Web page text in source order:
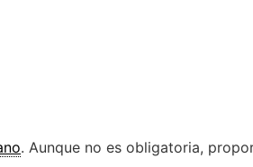
. Aunque no es obligatoria,